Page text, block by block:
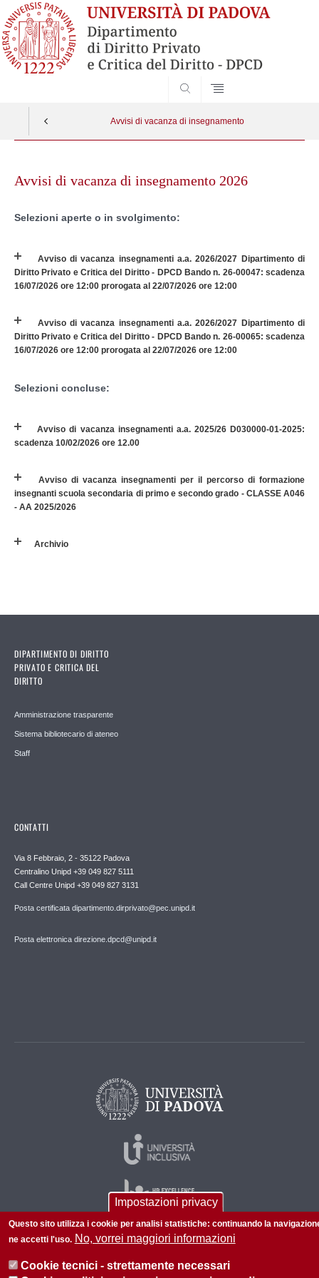
Avvisi di vacanza di insegnamento
contentAvvisi di vacanza di insegnamento 2026
Selezioni aperte o in svolgimento:
Avviso di vacanza insegnamenti a.a. 2026/2027 Dipartimento di
Diritto Privato e Critica del Diritto - DPCD Bando n. 26-00047: scadenza
16/07/2026 ore 12:00 prorogata al 22/07/2026 ore 12:00
Avviso di vacanza insegnamenti a.a. 2026/2027 Dipartimento di
Diritto Privato e Critica del Diritto - DPCD Bando n. 26-00065: scadenza
16/07/2026 ore 12:00 prorogata al 22/07/2026 ore 12:00
Selezioni concluse:
Avviso di vacanza insegnamenti a.a. 2025/26 D030000-01-2025:
scadenza 10/02/2026 ore 12.00
Avviso di vacanza insegnamenti per il percorso di formazione
insegnanti scuola secondaria di primo e secondo grado - CLASSE A046
- AA 2025/2026
Archivio
DIPARTIMENTO DI DIRITTO
PRIVATO E CRITICA DEL
DIRITTO
Amministrazione trasparente
Sistema bibliotecario di ateneo
Staff
CONTATTI
Via 8 Febbraio, 2 - 35122 Padova
Centralino Unipd +39 049 827 5111
Call Centre Unipd +39 049 827 3131
Posta certificata dipartimento.dirprivato@pec.unipd.it
Posta elettronica direzione.dpcd@unipd.it
Impostazioni privacy
Questo sito utilizza i cookie per analisi statistiche: continuando la
ne accetti l'uso. No, vorrei maggiori informazioni
Cookie tecnici - strettamente necessari